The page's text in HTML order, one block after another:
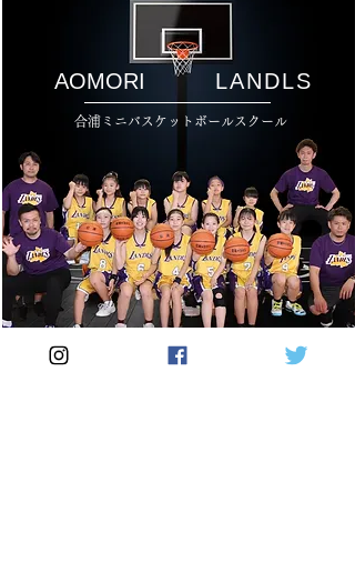
AOMORI LANDLS
合浦ミニバスケットボールスクール